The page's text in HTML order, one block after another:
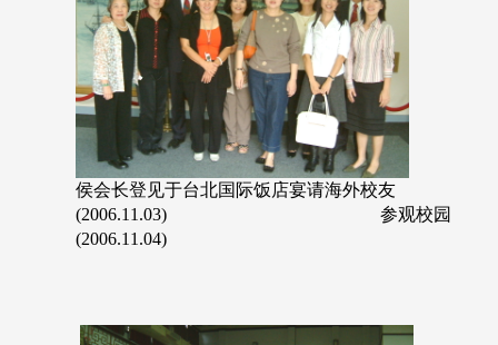
侯会长登见于台北国际饭店宴请海外校友
(2006.11.03) 参观校园
(2006.11.04)